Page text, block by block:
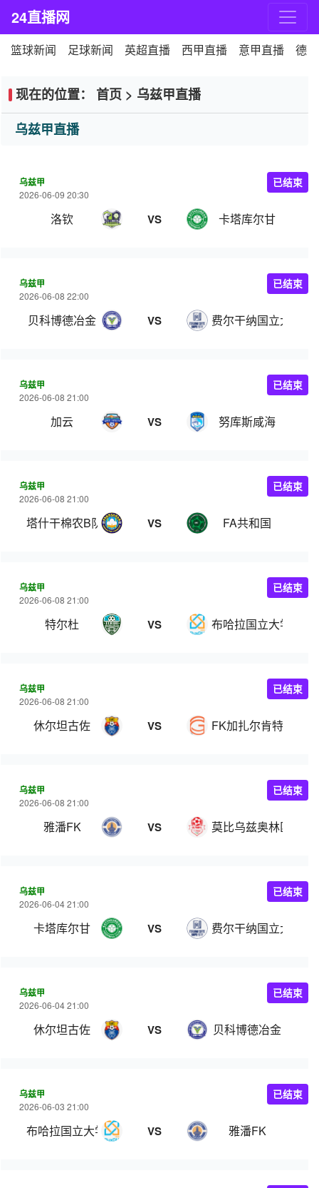
24直播网
篮球新闻 足球新闻 英超直播 西甲直播 意甲直播 德
现在的位置： 首页 > 乌兹甲直播
乌兹甲直播
乌兹甲
2026-06-09 20:30
洛钦 VS 卡塔库尔甘
已结束
乌兹甲
2026-06-08 22:00
贝科博德冶金 VS 费尔干纳国立大学
已结束
乌兹甲
2026-06-08 21:00
加云 VS 努库斯咸海
已结束
乌兹甲
2026-06-08 21:00
塔什干棉农B队 VS FA共和国
已结束
乌兹甲
2026-06-08 21:00
特尔杜 VS 布哈拉国立大学
已结束
乌兹甲
2026-06-08 21:00
休尔坦古佐 VS FK加扎尔肯特
已结束
乌兹甲
2026-06-08 21:00
雅潘FK VS 莫比乌兹奥林匹克
已结束
乌兹甲
2026-06-04 21:00
卡塔库尔甘 VS 费尔干纳国立大学
已结束
乌兹甲
2026-06-04 21:00
休尔坦古佐 VS 贝科博德冶金
已结束
乌兹甲
2026-06-03 21:00
布哈拉国立大学 VS 雅潘FK
已结束